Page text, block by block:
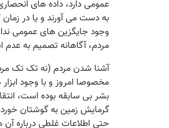
عمومی دارد، داده های
به دست می آورند و یا در
وجود جایگزین های عمومی
مردم، آگاهانه تصمیم به عدم
مخصوصا امروز و با وجود
بشر بی سابقه بوده است،
گرمایش زمین به گوشتان
حتی اطلاعات غلطی درباره آن